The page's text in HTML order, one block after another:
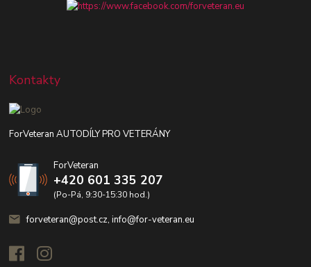
Kontakty
ForVeteran AUTODÍLY PRO VETERÁNY
ForVeteran
+420 601 335 207
(Po-Pá, 9:30-15:30 hod.)
forveteran@post.cz, info@for-veteran.eu